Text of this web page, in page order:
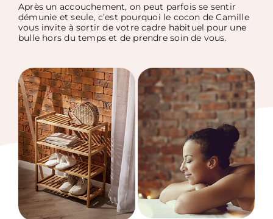
Après un accouchement, on peut parfois se sentir
démunie et seule, c’est pourquoi le cocon de Camille
vous invite à sortir de votre cadre habituel pour une
bulle hors du temps et de prendre soin de vous.